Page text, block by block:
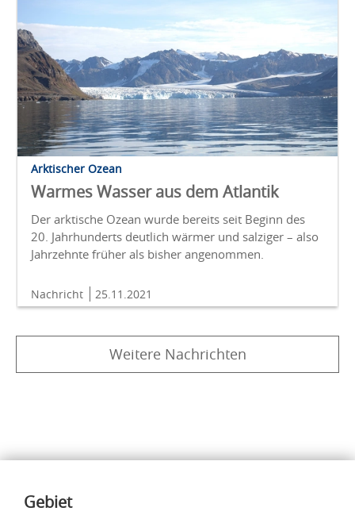
Arktischer Ozean
Warmes Wasser aus dem Atlantik
Der arktische Ozean wurde bereits seit Beginn des
20. Jahrhunderts deutlich wärmer und salziger – also
Jahrzehnte früher als bisher angenommen.
Nachricht 25.11.2021
Weitere Nachrichten
Inhalte
Gebiet